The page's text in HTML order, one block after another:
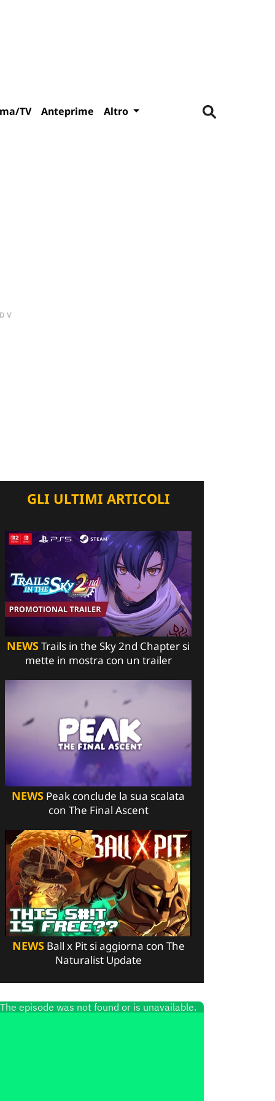
TV Anteprime Altro
GLI ULTIMI ARTICOLI
NEWSTrails in the Sky 2nd Chapter si
mette in mostra con un trailer
NEWS Peak conclude la sua scalata
con The Final Ascent
NEWSBall x Pit si aggiorna con The
Naturalist Update